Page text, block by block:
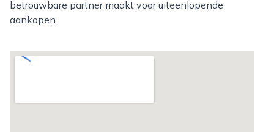
betrouwbare partner maakt voor uiteenlopende
aankopen.